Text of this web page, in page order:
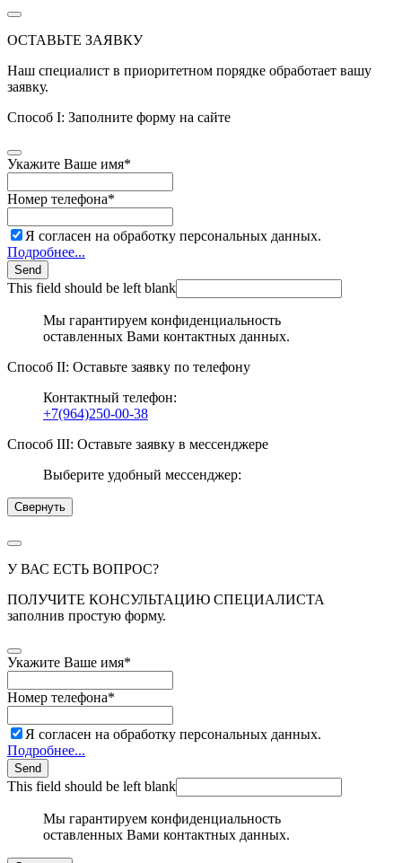
ОСТАВЬТЕ ЗАЯВКУ
Наш специалист в приоритетном порядке обработает вашу
заявку.
Способ I: Заполните форму на сайте
Укажите Ваше имя*
Номер телефона*
Я согласен на обработку персональных данных.
Подробнее...
Send
This field should be left blank
Мы гарантируем конфиденциальность
оставленных Вами контактных данных.
Способ II: Оставьте заявку по телефону
Контактный телефон:
+7(964)250-00-38
Способ III: Оставьте заявку в мессенджере
Выберите удобный мессенджер:
Свернуть
У ВАС ЕСТЬ ВОПРОС?
ПОЛУЧИТЕ КОНСУЛЬТАЦИЮ СПЕЦИАЛИСТА
заполнив простую форму.
Укажите Ваше имя*
Номер телефона*
Я согласен на обработку персональных данных.
Подробнее...
Send
This field should be left blank
Мы гарантируем конфиденциальность
оставленных Вами контактных данных.